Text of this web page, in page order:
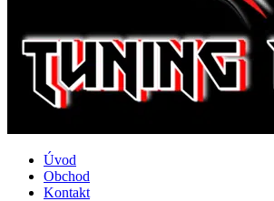
Úvod
Obchod
Kontakt